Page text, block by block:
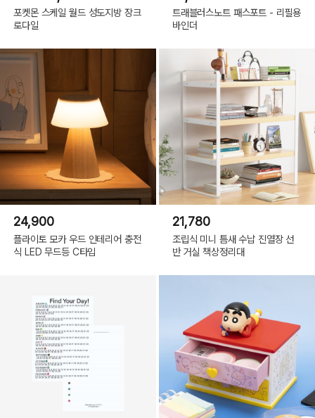
포켓몬 스케일 월드 성도지방 장크
로다일
트래블러스노트 패스포트 - 리필용
바인더
24,900
플라이토 모카 우드 인테리어 충전
식 LED 무드등 C타입
21,780
조립식 미니 틈새 수납 진열장 선
반 거실 책상정리대